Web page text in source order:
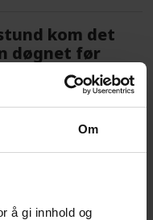
Om
å gi innhold og
kom det
døgnet før
25 vodka